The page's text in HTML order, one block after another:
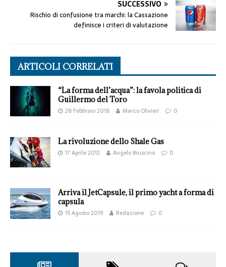
SUCCESSIVO
Rischio di confusione tra marchi: la Cassazione
definisce i criteri di valutazione
ARTICOLI CORRELATI
“La forma dell’acqua”: la favola politica di
Guillermo del Toro
28 Febbraio 2018 Marco Olivieri 0
La rivoluzione dello Shale Gas
17 Aprile 2013 Angelo Bruscino 0
Arriva il JetCapsule, il primo yacht a forma di
capsula
15 Agosto 2019 Redazione 0